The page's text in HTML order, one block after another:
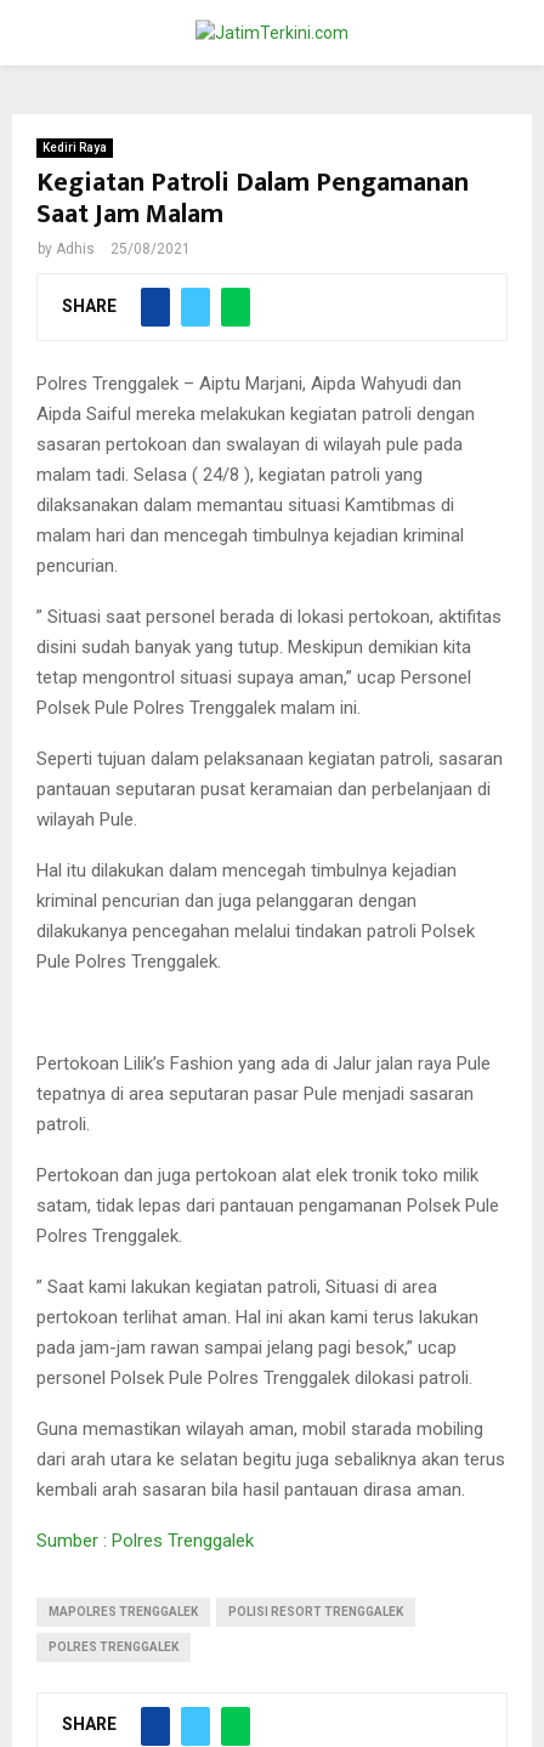
PRIMARY
MENU
Kediri Raya
Kegiatan Patroli Dalam Pengamanan
Saat Jam Malam
by Adhis 25/08/2021
SHARE
Polres Trenggalek – Aiptu Marjani, Aipda Wahyudi dan
Aipda Saiful mereka melakukan kegiatan patroli dengan
sasaran pertokoan dan swalayan di wilayah pule pada
malam tadi. Selasa ( 24/8 ), kegiatan patroli yang
dilaksanakan dalam memantau situasi Kamtibmas di
malam hari dan mencegah timbulnya kejadian kriminal
pencurian.
” Situasi saat personel berada di lokasi pertokoan, aktifitas
disini sudah banyak yang tutup. Meskipun demikian kita
tetap mengontrol situasi supaya aman,” ucap Personel
Polsek Pule Polres Trenggalek malam ini.
Seperti tujuan dalam pelaksanaan kegiatan patroli, sasaran
pantauan seputaran pusat keramaian dan perbelanjaan di
wilayah Pule.
Hal itu dilakukan dalam mencegah timbulnya kejadian
kriminal pencurian dan juga pelanggaran dengan
dilakukanya pencegahan melalui tindakan patroli Polsek
Pule Polres Trenggalek.
Pertokoan Lilik’s Fashion yang ada di Jalur jalan raya Pule
tepatnya di area seputaran pasar Pule menjadi sasaran
patroli.
Pertokoan dan juga pertokoan alat elek tronik toko milik
satam, tidak lepas dari pantauan pengamanan Polsek Pule
Polres Trenggalek.
” Saat kami lakukan kegiatan patroli, Situasi di area
pertokoan terlihat aman. Hal ini akan kami terus lakukan
pada jam-jam rawan sampai jelang pagi besok,” ucap
personel Polsek Pule Polres Trenggalek dilokasi patroli.
Guna memastikan wilayah aman, mobil starada mobiling
dari arah utara ke selatan begitu juga sebaliknya akan terus
kembali arah sasaran bila hasil pantauan dirasa aman.
Sumber : Polres Trenggalek
MAPOLRES TRENGGALEK POLISI RESORT TRENGGALEK
POLRES TRENGGALEK
SHARE